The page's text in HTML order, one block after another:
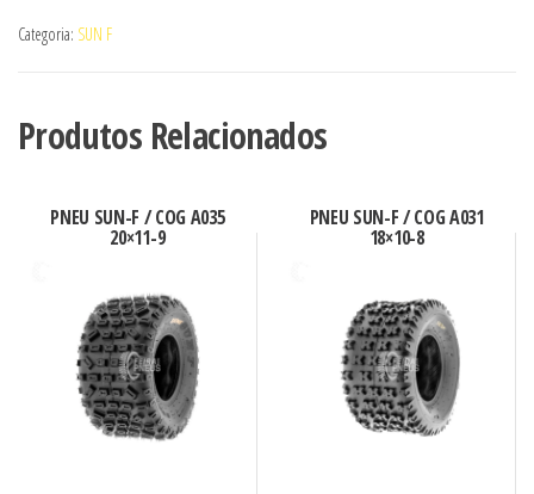
SUN-
COG
16x8-
Categoria: SUN F
Produtos Relacionados
PNEU SUN-F / COG A035
20×11-9
PNEU SUN-F / COG A031
18×10-8